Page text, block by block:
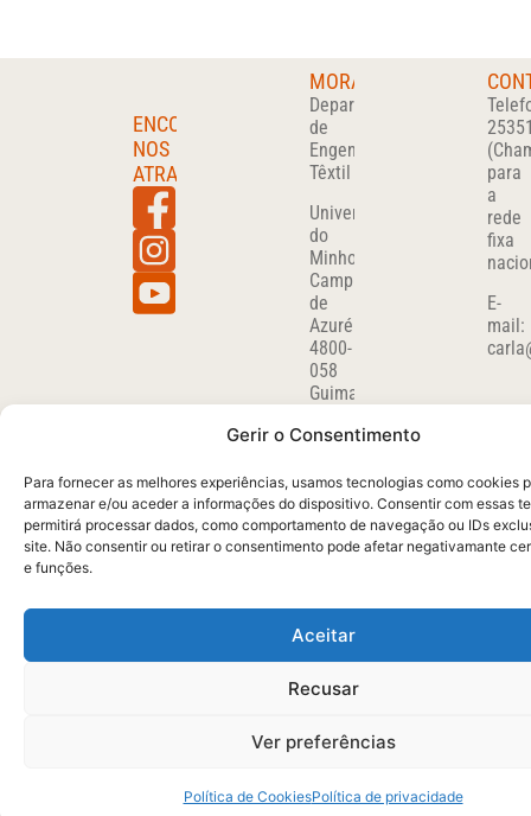
Gerir o Consentimento
Para fornecer as melhores experiências, usamos tecnologias como cookies
armazenar e/ou aceder a informações do dispositivo. Consentir com essas
permitirá processar dados, como comportamento de navegação ou IDs
site. Não consentir ou retirar o consentimento pode afetar negativamante
e funções.
Aceitar
Recusar
Ver preferências
Política de CookiesPolítica de privacidade
ENCONTRA-
NOS
ATRAVÉS
MORADA
Departamento
de
Engenharia
Têxtil
Universidade
do
Minho
Campus
de
Azurém
4800-
058
Guimarães
para
a
rede
fixa
E-
mail:
de
DIRETOR
DO
DEPARTAMENTO
Miguel
(Chamada
SECRETARIA
Carla
Sousa
Maria